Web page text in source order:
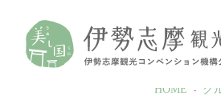
HOME グ